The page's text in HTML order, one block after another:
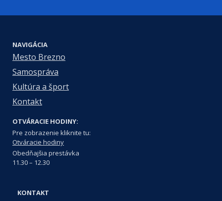
NAVIGÁCIA
Mesto Brezno
Samospráva
Kultúra a šport
Kontakt
OTVÁRACIE HODINY:
Pre zobrazenie kliknite tu:
Otváracie hodiny
Obedňajšia prestávka
11.30 – 12.30
KONTAKT